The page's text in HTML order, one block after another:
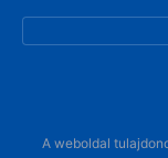
A weboldal